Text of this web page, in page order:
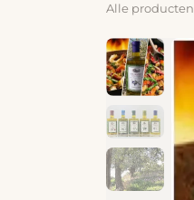
Alle producten